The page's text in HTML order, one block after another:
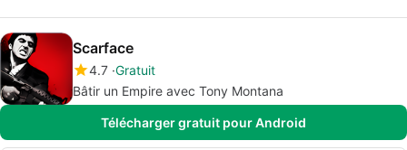
Scarface
4.7 Gratuit
Bâtir un Empire avec Tony Montana
Télécharger gratuit pour Android